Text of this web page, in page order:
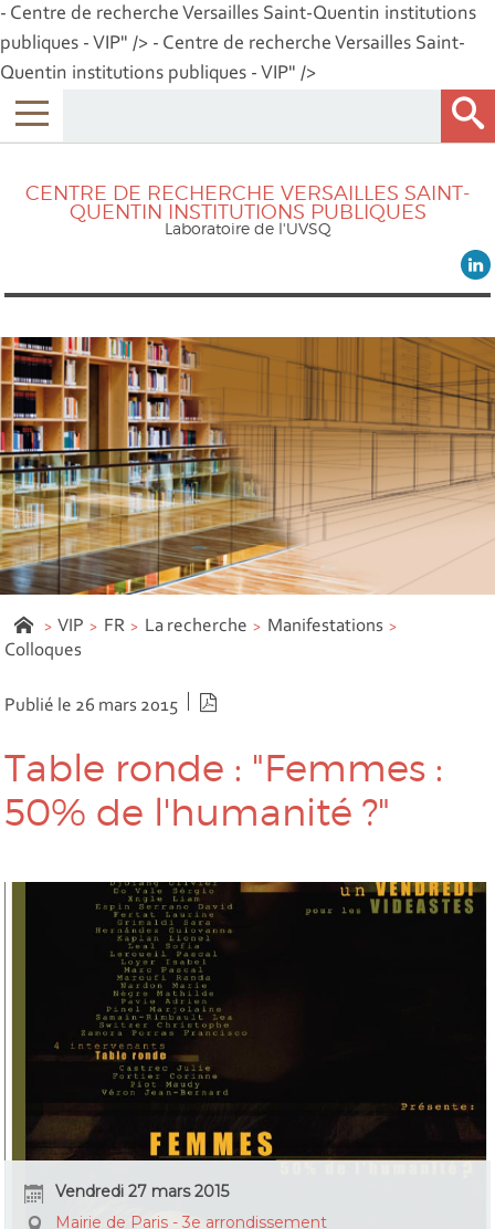
- Centre de recherche Versailles Saint-Quentin institutions
publiques - VIP" /> - Centre de recherche Versailles Saint-
Quentin institutions publiques - VIP" />
CENTRE DE RECHERCHE VERSAILLES SAINT-
QUENTIN INSTITUTIONS PUBLIQUES
Laboratoire de l'UVSQ
VIP FR La recherche
Manifestations
Colloques
Publié le 26 mars 2015
Table ronde : "Femmes :
50% de l'humanité ?"
Vendredi 27 mars 2015
Mairie de Paris - 3e arrondissement